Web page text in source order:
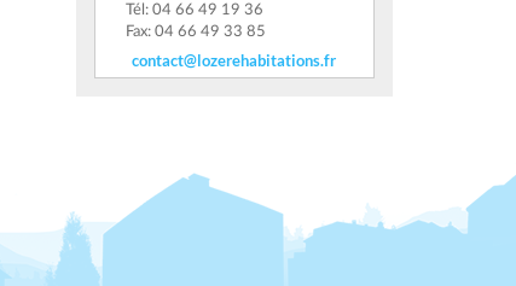
Tél: 04 66 49 19 36
Fax: 04 66 49 33 85
contact@lozerehabitations.fr